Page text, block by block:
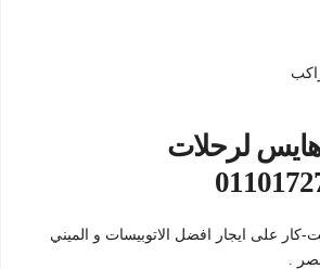
لرحلات
كار على ايجار افضل الاتوبيسات و الميني
.